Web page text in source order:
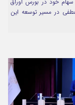
عطفی در مسیر توسعه این